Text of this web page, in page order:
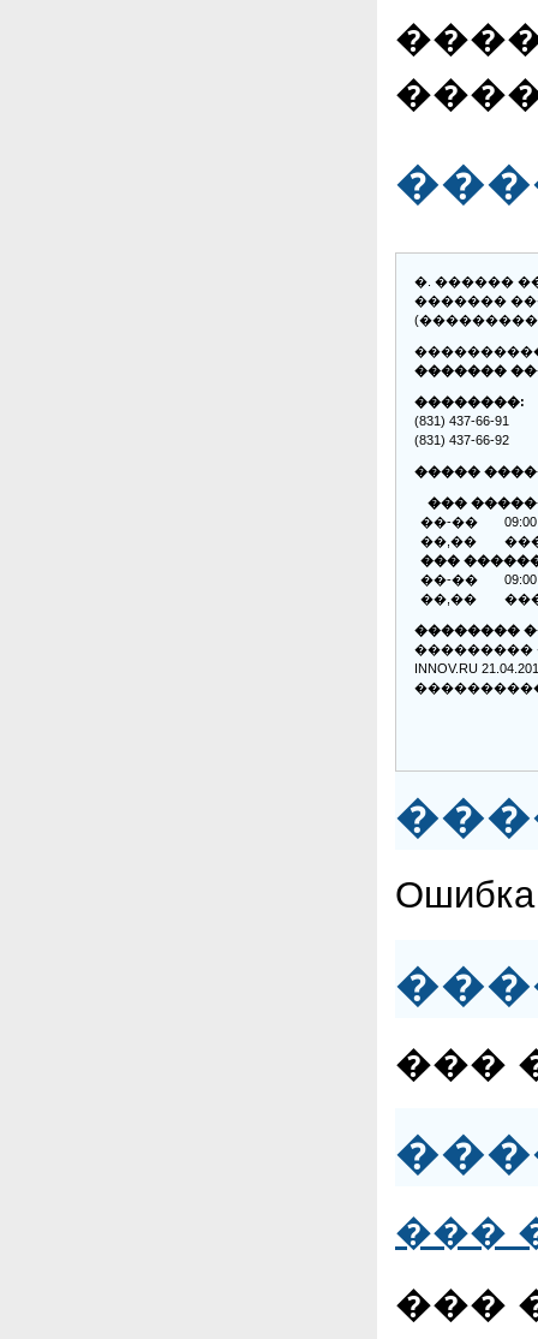
�. ������
�������
�������
��������:
(831) 437-66-91
(831) 437-66-92
�����
���
��-��
��,��
���
��-��
��,��
��������
���������
INNOV.RU
Ошибка
���
���
���